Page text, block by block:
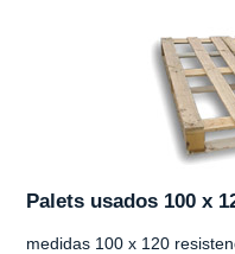
Palets usados 100 x
medidas 100 x 120